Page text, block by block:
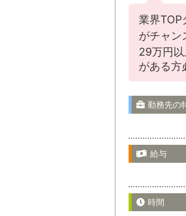
業界TOP
がチャ
29万円
がある
勤務先の
給与
時間